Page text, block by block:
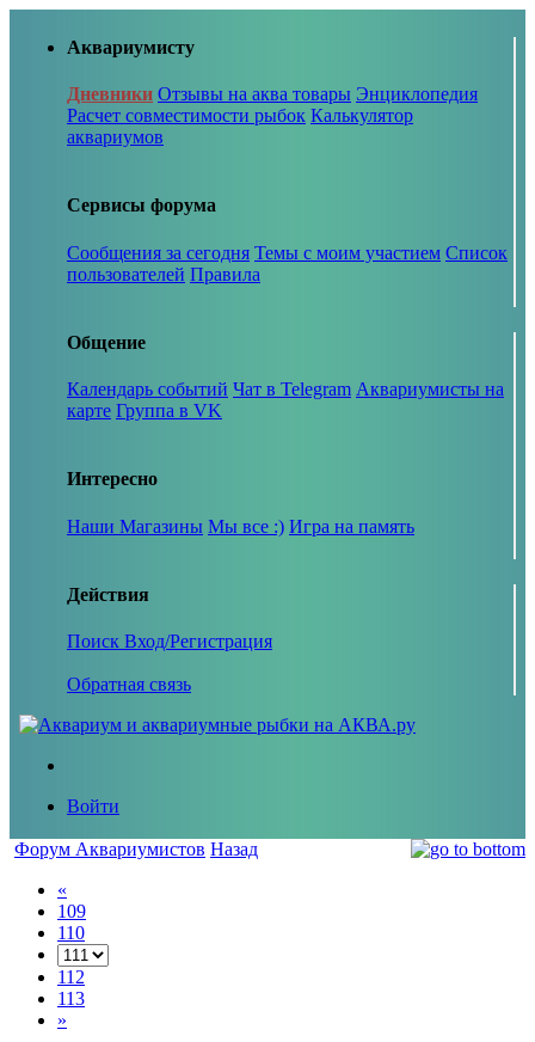
Аквариумисту
Дневники Отзывы на аква товары Энциклопедия
Расчет совместимости рыбок Калькулятор
аквариумов
Сервисы форума
Сообщения за сегодня Темы с моим участием Список
пользователей Правила
Общение
Календарь событий Чат в Telegram Аквариумисты на
карте Группа в VK
Интересно
Наши Магазины Мы все :) Игра на память
Действия
Поиск Вход/Регистрация
Обратная связь
Войти
Форум Аквариумистов Назад
«
109
110
112
113
»